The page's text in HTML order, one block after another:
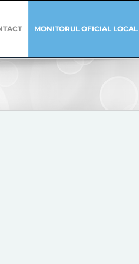
MONITORUL OFICIAL LOCAL